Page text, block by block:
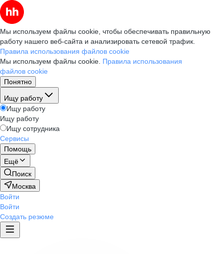
Мы используем файлы cookie, чтобы обеспечивать правильную
работу нашего веб-сайта и анализировать сетевой трафик.
Правила использования файлов cookie
Мы используем файлы cookie. Правила использования
файлов cookie
Понятно
Ищу работу
Ищу работу
Ищу работу
Ищу сотрудника
Сервисы
Помощь
Ещё
Поиск
Москва
Войти
Войти
Создать резюме